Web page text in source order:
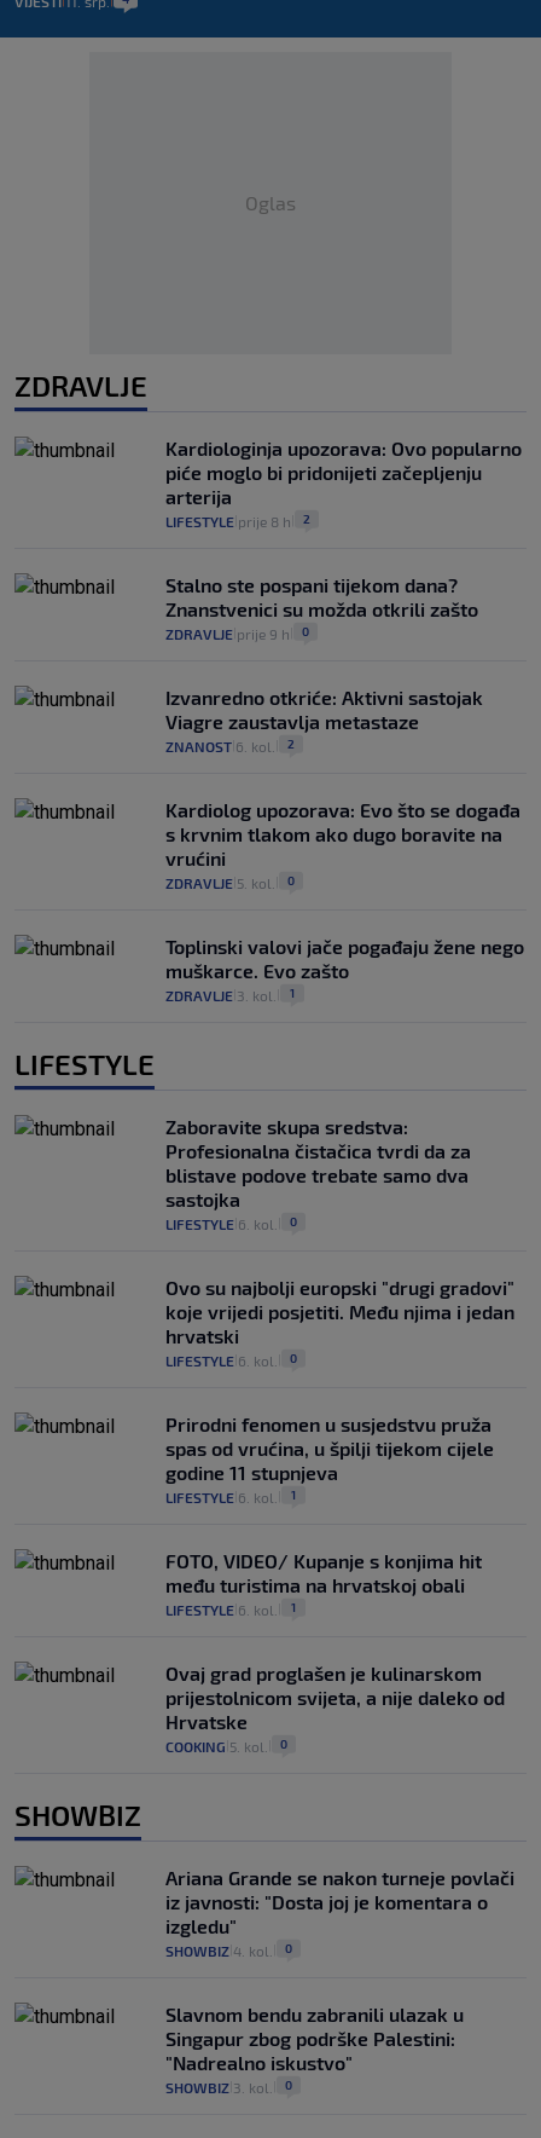
Oglas
ZDRAVLJE
Kardiologinja upozorava: Ovo popularno
piće moglo bi pridonijeti začepljenju
arterija
LIFESTYLE prije 8 h 2
Stalno ste pospani tijekom dana?
Znanstvenici su možda otkrili zašto
ZDRAVLJE prije 9 h 0
Izvanredno otkriće: Aktivni sastojak
Viagre zaustavlja metastaze
ZNANOST 6. kol. 2
Kardiolog upozorava: Evo što se događa
s krvnim tlakom ako dugo boravite na
vrućini
ZDRAVLJE 5. kol. 0
Toplinski valovi jače pogađaju žene nego
muškarce. Evo zašto
ZDRAVLJE 3. kol. 1
LIFESTYLE
Zaboravite skupa sredstva:
Profesionalna čistačica tvrdi da za
blistave podove trebate samo dva
sastojka
LIFESTYLE 6. kol. 0
Ovo su najbolji europski "drugi gradovi"
koje vrijedi posjetiti. Među njima i jedan
hrvatski
LIFESTYLE 6. kol. 0
Prirodni fenomen u susjedstvu pruža
spas od vrućina, u špilji tijekom cijele
godine 11 stupnjeva
LIFESTYLE 6. kol. 1
FOTO, VIDEO/ Kupanje s konjima hit
među turistima na hrvatskoj obali
LIFESTYLE 6. kol. 1
Ovaj grad proglašen je kulinarskom
prijestolnicom svijeta, a nije daleko od
Hrvatske
COOKING 5. kol. 0
SHOWBIZ
Ariana Grande se nakon turneje povlači
iz javnosti: "Dosta joj je komentara o
izgledu"
SHOWBIZ 4. kol. 0
Slavnom bendu zabranili ulazak u
Singapur zbog podrške Palestini:
"Nadrealno iskustvo"
SHOWBIZ 3. kol. 0